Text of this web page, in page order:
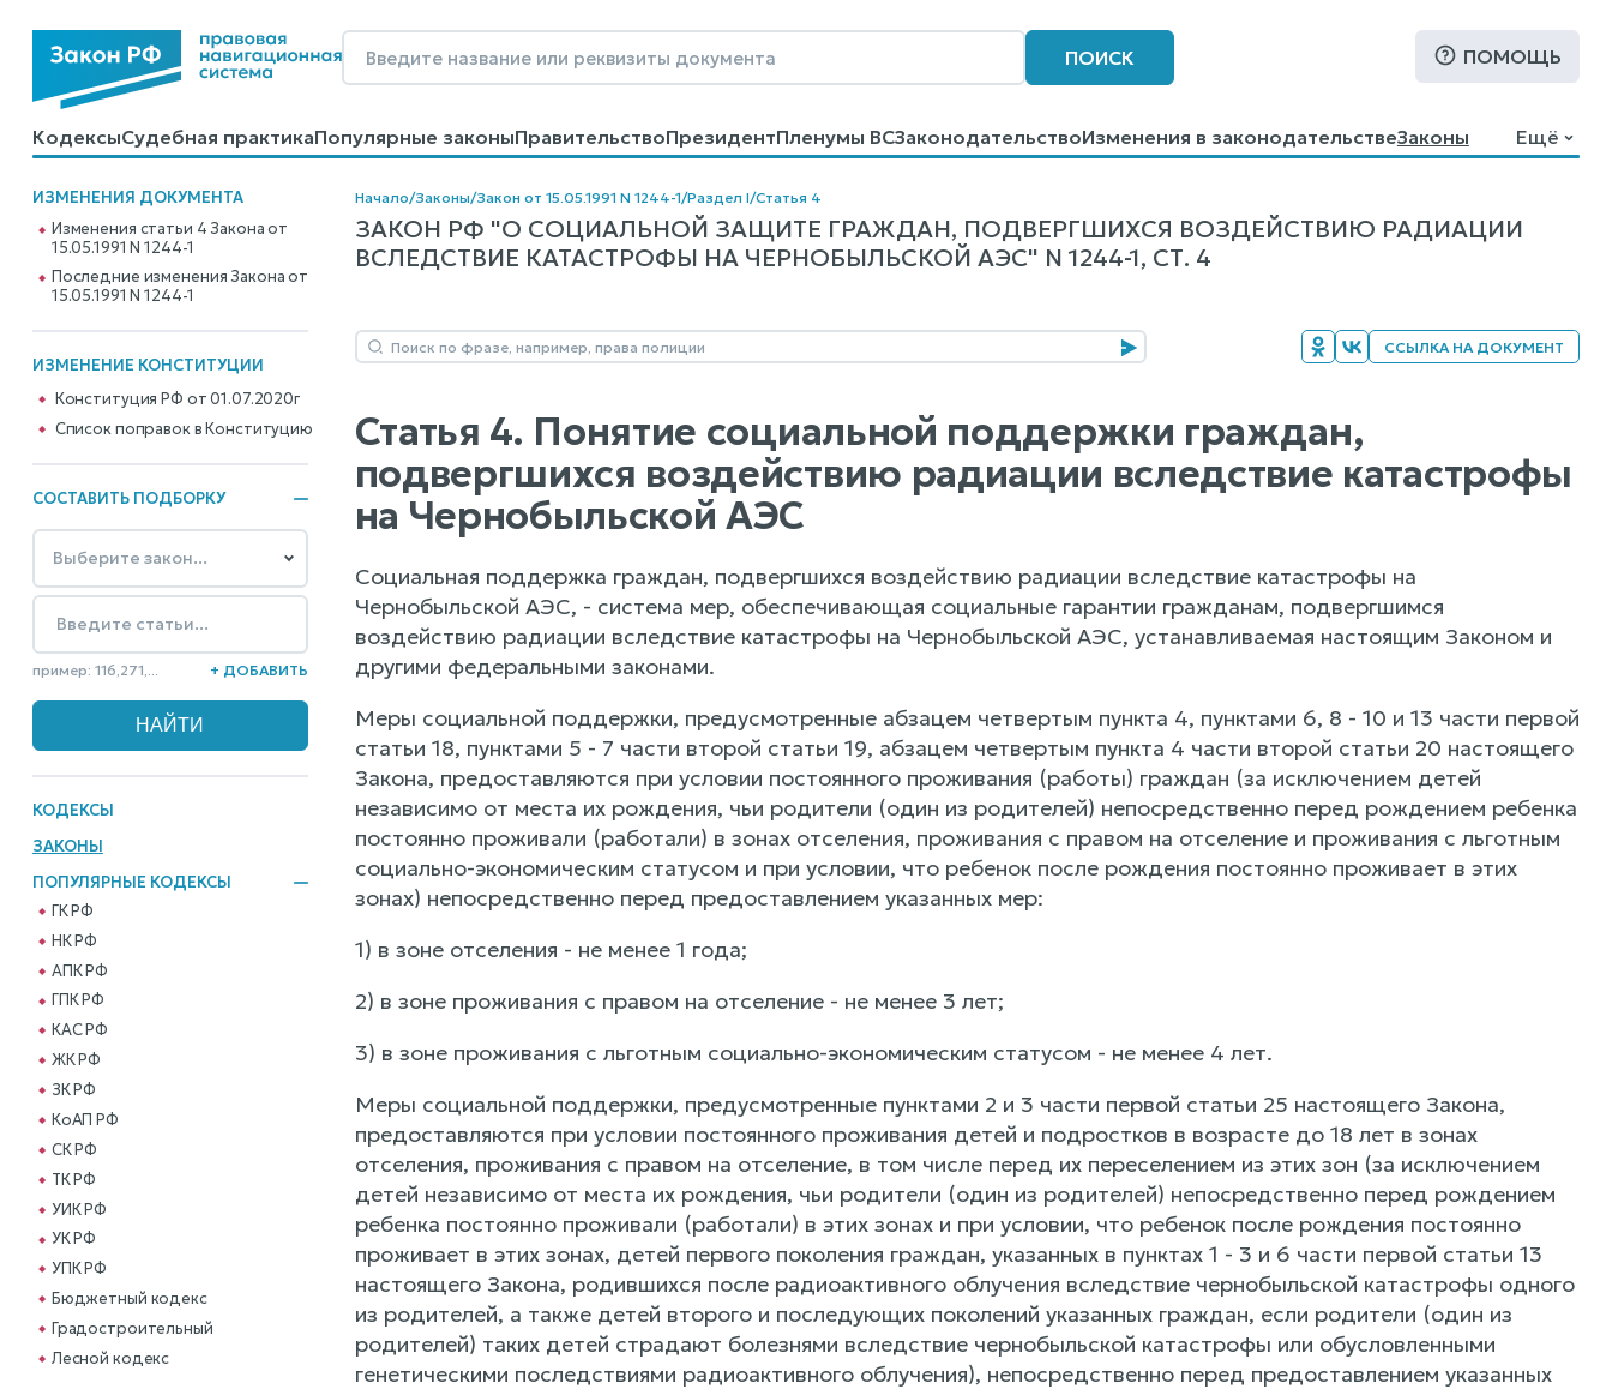
ПОИСК ПОМОЩЬ
КодексыСудебная практикаПопулярные законыПравительствоПрезидентПленумы ВСЗаконодательствоИзменения в законодательствеЗаконы
КалькуляторыСправочные материалыОбразцы договоровКонтактыПомощьПоиск
Ещё
ИЗМЕНЕНИЯ ДОКУМЕНТА
Изменения статьи 4 Закона от
15.05.1991 N 1244-1
Последние изменения Закона от
15.05.1991 N 1244-1
ИЗМЕНЕНИЕ КОНСТИТУЦИИ
Конституция РФ от 01.07.2020г
Cписок поправок в Конституцию
СОСТАВИТЬ ПОДБОРКУ
пример: 116,271,... + ДОБАВИТЬ
КОДЕКСЫ
ЗАКОНЫ
ПОПУЛЯРНЫЕ КОДЕКСЫ
ГК РФ
НК РФ
АПК РФ
ГПК РФ
КАС РФ
ЖК РФ
ЗК РФ
КоАП РФ
СК РФ
ТК РФ
УИК РФ
УК РФ
УПК РФ
Бюджетный кодекс
Градостроительный
Лесной кодекс
Начало/Законы/Закон от 15.05.1991 N 1244-1/Раздел I/Статья 4
ЗАКОН РФ "О СОЦИАЛЬНОЙ ЗАЩИТЕ ГРАЖДАН, ПОДВЕРГШИХСЯ ВОЗДЕЙСТВИЮ РАДИАЦИИ
ВСЛЕДСТВИЕ КАТАСТРОФЫ НА ЧЕРНОБЫЛЬСКОЙ АЭС" N 1244-1, СТ. 4
ССЫЛКА НА ДОКУМЕНТ
Статья 4. Понятие социальной поддержки граждан,
подвергшихся воздействию радиации вследствие катастрофы
на Чернобыльской АЭС
Социальная поддержка граждан, подвергшихся воздействию радиации вследствие катастрофы на
Чернобыльской АЭС, - система мер, обеспечивающая социальные гарантии гражданам, подвергшимся
воздействию радиации вследствие катастрофы на Чернобыльской АЭС, устанавливаемая настоящим Законом и
другими федеральными законами.
Меры социальной поддержки, предусмотренные абзацем четвертым пункта 4, пунктами 6, 8 - 10 и 13 части первой
статьи 18, пунктами 5 - 7 части второй статьи 19, абзацем четвертым пункта 4 части второй статьи 20 настоящего
Закона, предоставляются при условии постоянного проживания (работы) граждан (за исключением детей
независимо от места их рождения, чьи родители (один из родителей) непосредственно перед рождением ребенка
постоянно проживали (работали) в зонах отселения, проживания с правом на отселение и проживания с льготным
социально-экономическим статусом и при условии, что ребенок после рождения постоянно проживает в этих
зонах) непосредственно перед предоставлением указанных мер:
1) в зоне отселения - не менее 1 года;
2) в зоне проживания с правом на отселение - не менее 3 лет;
3) в зоне проживания с льготным социально-экономическим статусом - не менее 4 лет.
Меры социальной поддержки, предусмотренные пунктами 2 и 3 части первой статьи 25 настоящего Закона,
предоставляются при условии постоянного проживания детей и подростков в возрасте до 18 лет в зонах
отселения, проживания с правом на отселение, в том числе перед их переселением из этих зон (за исключением
детей независимо от места их рождения, чьи родители (один из родителей) непосредственно перед рождением
ребенка постоянно проживали (работали) в этих зонах и при условии, что ребенок после рождения постоянно
проживает в этих зонах, детей первого поколения граждан, указанных в пунктах 1 - 3 и 6 части первой статьи 13
настоящего Закона, родившихся после радиоактивного облучения вследствие чернобыльской катастрофы одного
из родителей, а также детей второго и последующих поколений указанных граждан, если родители (один из
родителей) таких детей страдают болезнями вследствие чернобыльской катастрофы или обусловленными
генетическими последствиями радиоактивного облучения), непосредственно перед предоставлением указанных